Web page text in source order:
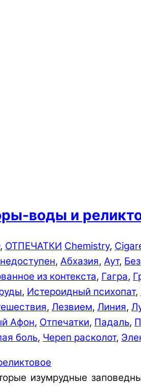
воды и
, ОТПЕЧАТКИ Chemistry,
, Абхазия, Аут,
из контекста, Гагра,
, Истероидный психопат,
, Лезвием, Линия,
Афон, Отпечатки, Падаль,
боль, Череп расколот,
изумрудные